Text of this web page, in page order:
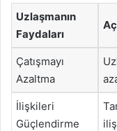
Uzlaşmanın
Faydaları
Çatışmayı
Azaltma
İlişkileri
Güçlendirme